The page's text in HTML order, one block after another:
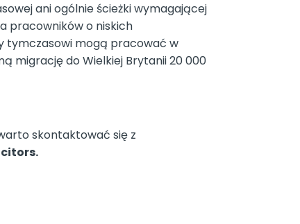
ani ogólnie ścieżki wymagającej
pracowników o niskich
tymczasowi mogą pracować w
migrację do Wielkiej Brytanii 20 000
skontaktować się z